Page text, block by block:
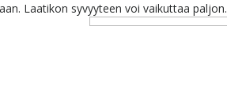
Laatikon syvyyteen voi vaikuttaa paljon.